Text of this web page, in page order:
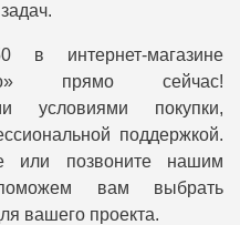
в интернет-магазине
прямо сейчас!
условиями покупки,
поддержкой.
или позвоните нашим
вам выбрать
вашего проекта.